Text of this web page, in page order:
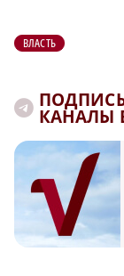
ВЛАСТЬ
КАНАЛЫ В